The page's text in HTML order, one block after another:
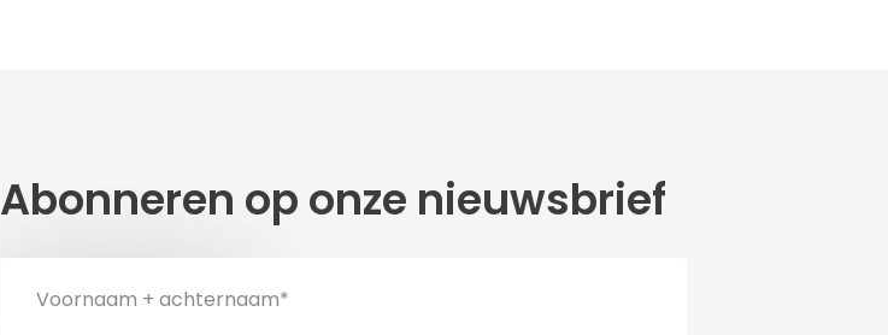
Abonneren op onze nieuwsbrief